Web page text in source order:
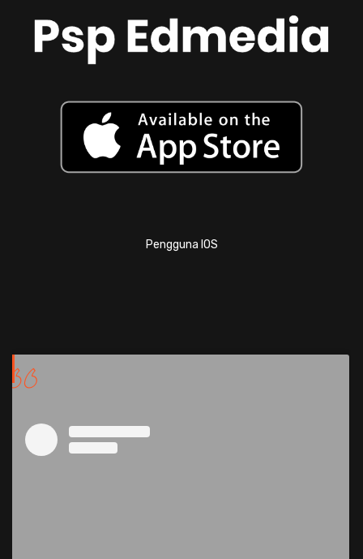
Pengguna IOS